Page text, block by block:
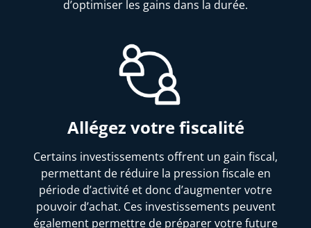
d’optimiser les gains dans la durée.
Allégez votre fiscalité
Certains investissements offrent un gain fiscal,
permettant de réduire la pression fiscale en
période d’activité et donc d’augmenter votre
pouvoir d’achat. Ces investissements peuvent
également permettre de préparer votre future